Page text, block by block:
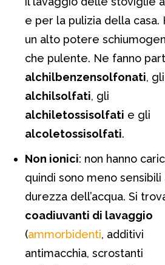
e per la pulizia della casa.
un alto potere
che pulente. Ne fanno
alchilbenzensolfonati, gli
alchilsolfati, gli
alchiletossisolfati e gli
alcoletossisolfati.
Non ionici: non hanno
quindi sono meno sensibili
durezza dell’acqua. Si
coadiuvanti di lavaggio
(ammorbidenti, additivi
antimacchia, scrostanti